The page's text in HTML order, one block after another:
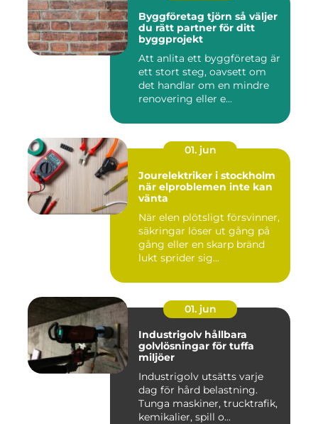
Byggföretag tjörn så väljer
du rätt partner för ditt
byggprojekt
Att anlita ett byggföretag är
ett stort steg, oavsett om
det handlar om en mindre
renovering eller e...
01. jun
Jourelektriker i stockholm
när elproblemen inte kan
vänta
När elen plötsligt försvinner,
säkringar löser ut gång på
gång eller en skarp bränd
lukt sprider sig...
01. jun
Industrigolv hållbara
golvlösningar för tuffa
miljöer
Industrigolv utsätts varje
dag för hård belastning.
Tunga maskiner, trucktrafik,
kemikalier, spill o...